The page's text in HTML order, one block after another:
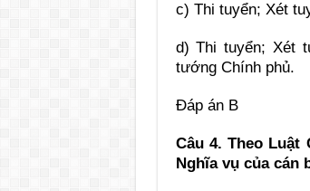
c) Thi tuyển; Xét
d) Thi tuyển; Xét
tướng Chính phủ.
Đáp án B
Câu 4. Theo
Nghĩa vụ của cán